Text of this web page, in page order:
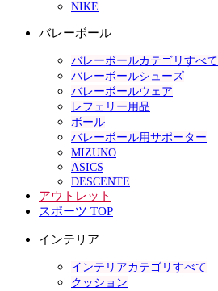
NIKE
バレーボール
バレーボールカテゴリすべて
バレーボールシューズ
バレーボールウェア
レフェリー用品
ボール
バレーボール用サポーター
MIZUNO
ASICS
DESCENTE
アウトレット
スポーツ TOP
インテリア
インテリアカテゴリすべて
クッション